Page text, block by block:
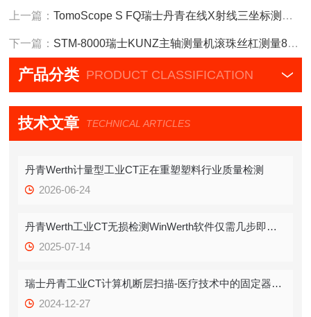
上一篇：TomoScope S FQ瑞士丹青在线X射线三坐标测量机工业CT
下一篇： STM-8000瑞士KUNZ主轴测量机滚珠丝杠测量8000系列
产品分类 PRODUCT CLASSIFICATION
技术文章 TECHNICAL ARTICLES
丹青Werth计量型工业CT正在重塑塑料行业质量检测
2026-06-24
丹青Werth工业CT无损检测WinWerth软件仅需几步即可实现最佳断层扫描
2025-07-14
瑞士丹青工业CT计算机断层扫描-医疗技术中的固定器测量
2024-12-27